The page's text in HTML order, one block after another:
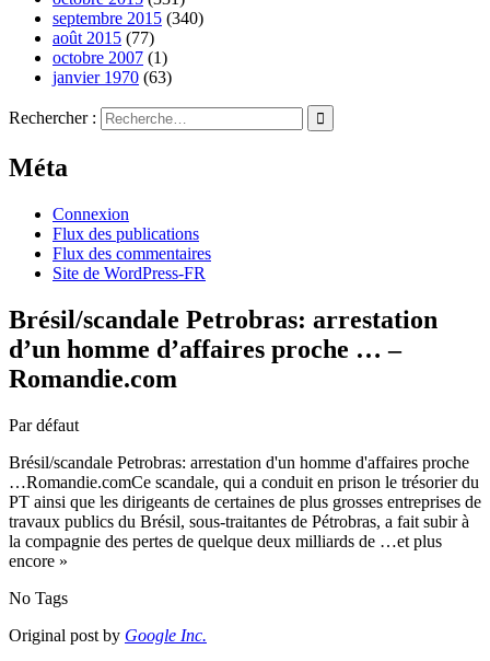
septembre 2015 (340)
août 2015 (77)
octobre 2007 (1)
janvier 1970 (63)
Rechercher :
Méta
Connexion
Flux des publications
Flux des commentaires
Site de WordPress-FR
Brésil/scandale Petrobras: arrestation
d’un homme d’affaires proche … –
Romandie.com
Par défaut
Brésil/scandale Petrobras: arrestation d'un homme d'affaires proche
…Romandie.comCe scandale, qui a conduit en prison le trésorier du
PT ainsi que les dirigeants de certaines de plus grosses entreprises de
travaux publics du Brésil, sous-traitantes de Pétrobras, a fait subir à
la compagnie des pertes de quelque deux milliards de …et plus
encore »
No Tags
Original post by Google Inc.